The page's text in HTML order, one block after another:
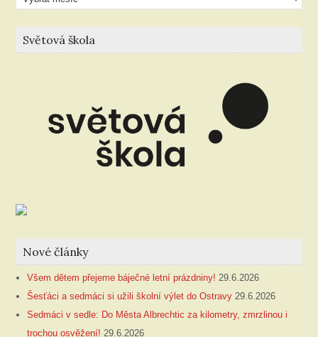
článků
Světová škola
Nové články
Všem dětem přejeme báječné letní prázdniny! 29.6.2026
Šesťáci a sedmáci si užili školní výlet do Ostravy 29.6.2026
Sedmáci v sedle: Do Města Albrechtic za kilometry, zmrzlinou i
trochou osvěžení! 29.6.2026